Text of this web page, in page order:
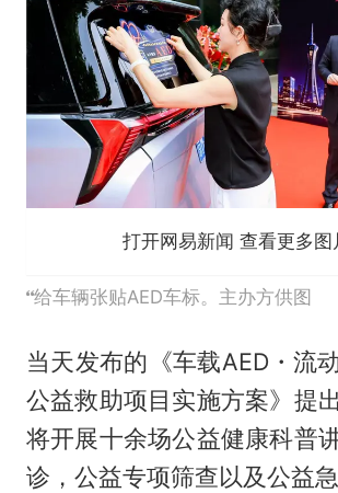
打开网易新闻 查看更多图
给车辆张贴AED车标。主办方供图
当天发布的《车载AED・流
公益救助项目实施方案》提
将开展十余场公益健康科普
诊，公益专项筛查以及公益急